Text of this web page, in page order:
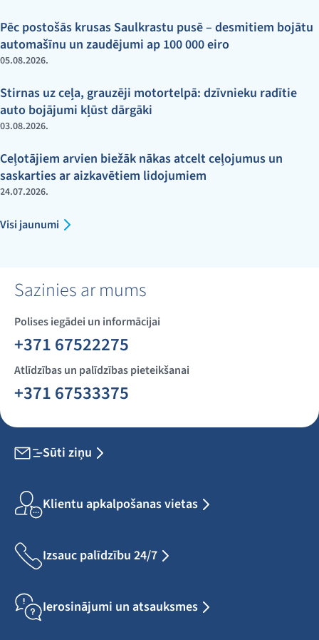
Pēc postošās krusas Saulkrastu pusē – desmitiem bojātu
automašīnu un zaudējumi ap 100 000 eiro
05.08.2026.
Stirnas uz ceļa, grauzēji motortelpā: dzīvnieku radītie
auto bojājumi kļūst dārgāki
03.08.2026.
Ceļotājiem arvien biežāk nākas atcelt ceļojumus un
saskarties ar aizkavētiem lidojumiem
24.07.2026.
Visi jaunumi
Sazinies ar mums
Polises iegādei un informācijai
+371 67522275
Atlīdzības un palīdzības pieteikšanai
+371 67533375
Sūti ziņu
Klientu apkalpošanas vietas
Izsauc palīdzību 24/7
Ierosinājumi un atsauksmes